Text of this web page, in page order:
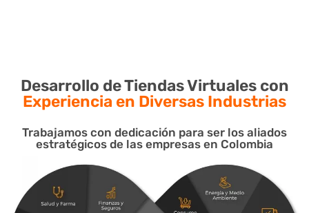
Desarrollo de Tiendas Virtuales con
Experiencia en Diversas Industrias
Trabajamos con dedicación para ser los aliados
estratégicos de las empresas en Colombia